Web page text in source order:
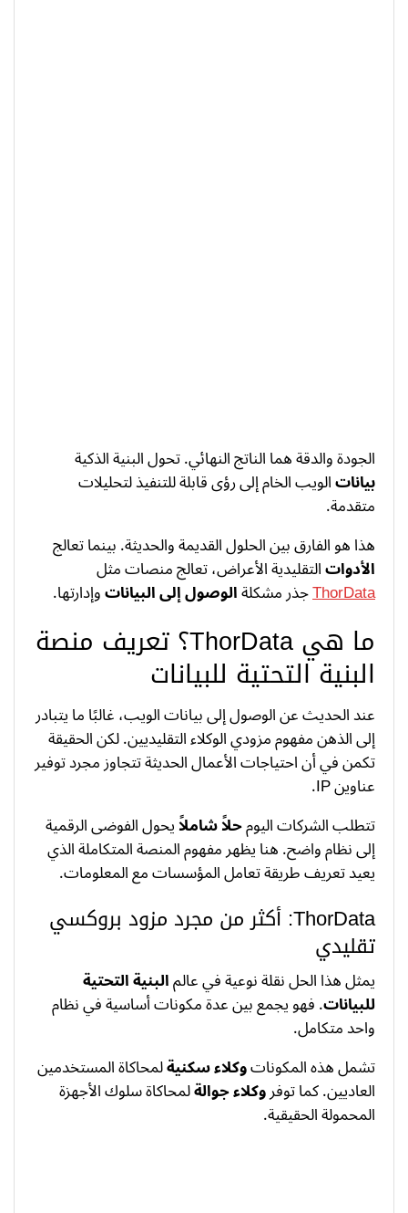
الجودة والدقة هما الناتج النهائي. تحول البنية الذكية
بياناتالويب الخام إلى رؤى قابلة للتنفيذ لتحليلات
متقدمة.
هذا هو الفارق بين الحلول القديمة والحديثة. بينما تعالج
الأدواتالتقليدية الأعراض، تعالج منصات مثل
ThorDataجذر مشكلةالوصول إلى البياناتوإدارتها.
ما هي ThorData؟ تعريف منصة
البنية التحتية للبيانات
عند الحديث عن الوصول إلى بيانات الويب، غالبًا ما يتبادر
إلى الذهن مفهوم مزودي الوكلاء التقليديين. لكن الحقيقة
تكمن في أن احتياجات الأعمال الحديثة تتجاوز مجرد توفير
عناوين IP.
تتطلب الشركات اليومحلاً شاملاًيحول الفوضى الرقمية
إلى نظام واضح. هنا يظهر مفهوم المنصة المتكاملة الذي
يعيد تعريف طريقة تعامل المؤسسات مع المعلومات.
ThorData: أكثر من مجرد مزود بروكسي
تقليدي
يمثل هذا الحل نقلة نوعية في عالمالبنية التحتية
للبيانات. فهو يجمع بين عدة مكونات أساسية في نظام
واحد متكامل.
تشمل هذه المكوناتوكلاء سكنيةلمحاكاة المستخدمين
العاديين. كما توفروكلاء جوالةلمحاكاة سلوك الأجهزة
المحمولة الحقيقية.